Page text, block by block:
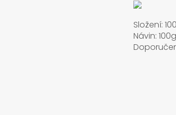
Složení:
Návin: